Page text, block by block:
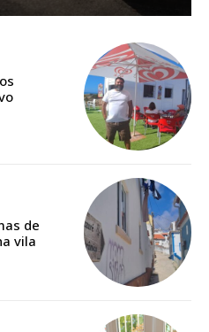
assinatura desejado:
€
de
vila